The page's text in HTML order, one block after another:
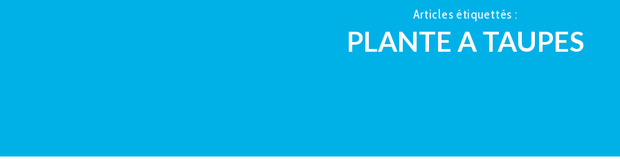
Articles étiquettés :
PLANTE A TAUPES